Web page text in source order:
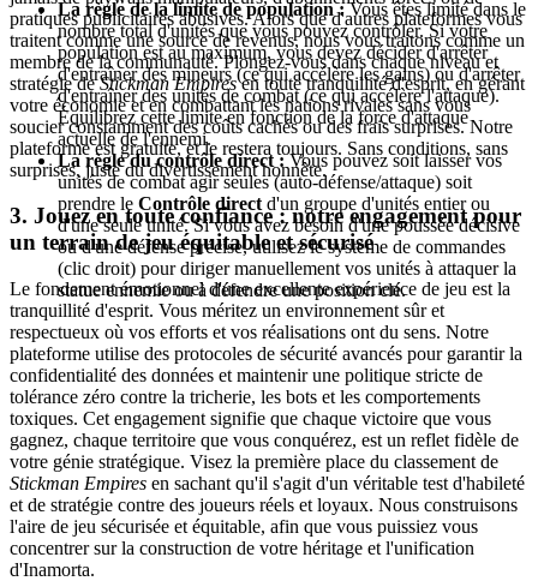
La règle de la limite de population :Vous êtes limité dans le
nombre total d'unités que vous pouvez contrôler. Si votre
population est au maximum, vous devez décider d'arrêter
d'entraîner des mineurs (ce qui accélère les gains) ou d'arrêter
d'entraîner des unités de combat (ce qui accélère l'attaque).
Équilibrez cette limite en fonction de la force d'attaque
actuelle de l'ennemi.
La règle du contrôle direct :Vous pouvez soit laisser vos
unités de combat agir seules (auto-défense/attaque) soit
prendre le Contrôle direct d'un groupe d'unités entier ou
d'une seule unité. Si vous avez besoin d'une poussée décisive
ou d'une défense précise, utilisez le système de commandes
(clic droit) pour diriger manuellement vos unités à attaquer la
statue ennemie ou à défendre une position clé.
pratiques publicitaires abusives. Alors que d'autres plateformes vous
traitent comme une source de revenus, nous vous traitons comme un
membre de la communauté. Plongez-vous dans chaque niveau et
stratégie deStickman Empiresen toute tranquillité d'esprit, en gérant
votre économie et en combattant les nations rivales sans vous
soucier constamment des coûts cachés ou des frais surprises. Notre
plateforme est gratuite, et le restera toujours. Sans conditions, sans
surprises, juste du divertissement honnête.
3. Jouez en toute confiance : notre engagement pour
un terrain de jeu équitable et sécurisé
Le fondement émotionnel d'une excellente expérience de jeu est la
tranquillité d'esprit. Vous méritez un environnement sûr et
respectueux où vos efforts et vos réalisations ont du sens. Notre
plateforme utilise des protocoles de sécurité avancés pour garantir la
confidentialité des données et maintenir une politique stricte de
tolérance zéro contre la tricherie, les bots et les comportements
toxiques. Cet engagement signifie que chaque victoire que vous
gagnez, chaque territoire que vous conquérez, est un reflet fidèle de
votre génie stratégique. Visez la première place du classement de
Stickman Empires en sachant qu'il s'agit d'un véritable test d'habileté
et de stratégie contre des joueurs réels et loyaux. Nous construisons
l'aire de jeu sécurisée et équitable, afin que vous puissiez vous
concentrer sur la construction de votre héritage et l'unification
d'Inamorta.